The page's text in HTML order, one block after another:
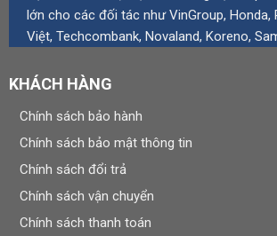
lớn cho các đối tác như VinGroup, Honda,
Việt, Techcombank, Novaland, Koreno,
KHÁCH HÀNG
Chính sách bảo hành
Chính sách bảo mật thông tin
Chính sách đổi trả
Chính sách vận chuyển
Chính sách thanh toán